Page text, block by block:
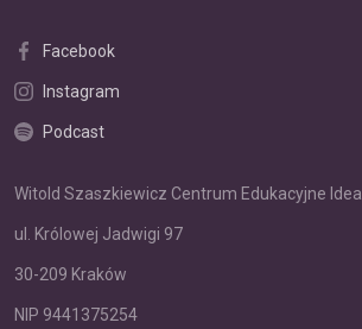
Facebook
Instagram
Podcast
Witold Szaszkiewicz Centrum Edukacyjne Idea
ul. Królowej Jadwigi 97
30-209 Kraków
NIP 9441375254